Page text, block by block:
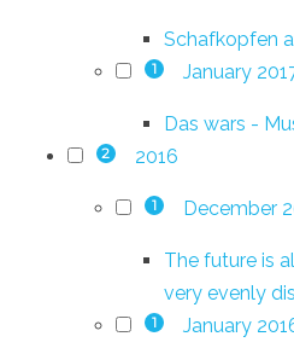
Schafkopfen
1 January
Das wars -
2 2016
1 December
The future is
very evenly
1 January